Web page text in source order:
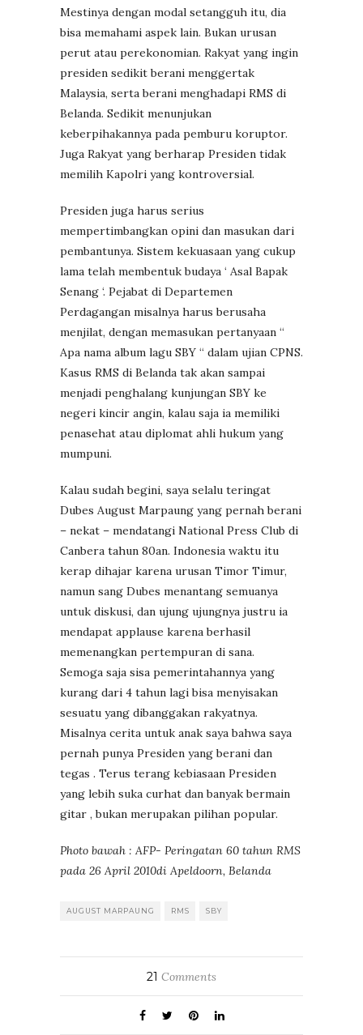
Mestinya dengan modal setangguh itu, dia
bisa memahami aspek lain. Bukan urusan
perut atau perekonomian. Rakyat yang ingin
presiden sedikit berani menggertak
Malaysia, serta berani menghadapi RMS di
Belanda. Sedikit menunjukan
keberpihakannya pada pemburu koruptor.
Juga Rakyat yang berharap Presiden tidak
memilih Kapolri yang kontroversial.
Presiden juga harus serius
mempertimbangkan opini dan masukan dari
pembantunya. Sistem kekuasaan yang cukup
lama telah membentuk budaya ‘ Asal Bapak
Senang ‘. Pejabat di Departemen
Perdagangan misalnya harus berusaha
menjilat, dengan memasukan pertanyaan “
Apa nama album lagu SBY “ dalam ujian CPNS.
Kasus RMS di Belanda tak akan sampai
menjadi penghalang kunjungan SBY ke
negeri kincir angin, kalau saja ia memiliki
penasehat atau diplomat ahli hukum yang
mumpuni.
Kalau sudah begini, saya selalu teringat
Dubes August Marpaung yang pernah berani
– nekat – mendatangi National Press Club di
Canbera tahun 80an. Indonesia waktu itu
kerap dihajar karena urusan Timor Timur,
namun sang Dubes menantang semuanya
untuk diskusi, dan ujung ujungnya justru ia
mendapat applause karena berhasil
memenangkan pertempuran di sana.
Semoga saja sisa pemerintahannya yang
kurang dari 4 tahun lagi bisa menyisakan
sesuatu yang dibanggakan rakyatnya.
Misalnya cerita untuk anak saya bahwa saya
pernah punya Presiden yang berani dan
tegas . Terus terang kebiasaan Presiden
yang lebih suka curhat dan banyak bermain
gitar , bukan merupakan pilihan popular.
Photo bawah : AFP- Peringatan 60 tahun RMS
pada 26 April 2010di Apeldoorn, Belanda
AUGUST MARPAUNG RMS SBY
21 Comments